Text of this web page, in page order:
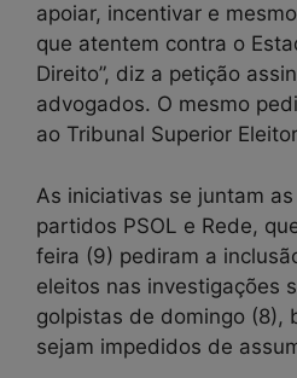
apoiar, incentivar e
que atentem contra o
Direito”, diz a petição
advogados. O mesmo
ao Tribunal Superior
As iniciativas se juntam
partidos PSOL e Rede,
feira (9) pediram a
eleitos nas investigações
golpistas de domingo (8),
sejam impedidos de